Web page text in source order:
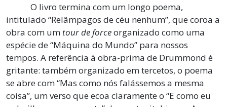
O livro termina com um longo poema,
intitulado “Relâmpagos de céu nenhum”, que coroa a
obra com um tour de forceorganizado como uma
espécie de “Máquina do Mundo” para nossos
tempos. A referência à obra-prima de Drummond é
gritante: também organizado em tercetos, o poema
se abre com “Mas como nós falássemos a mesma
coisa”, um verso que ecoa claramente o “E como eu